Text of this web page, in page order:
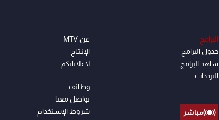
البرامج
جدول البرامج
شاهد البرامج
الترددات
مباشر
عن MTV
الإنـتـاج
لاعلاناتكم
وظائف
تواصل معنا
شروط الإسـتخدام